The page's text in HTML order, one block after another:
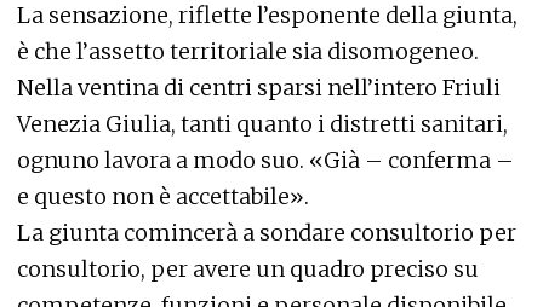
La sensazione, riflette l’esponente della giunta,
è che l’assetto territoriale sia disomogeneo.
Nella ventina di centri sparsi nell’intero Friuli
Venezia Giulia, tanti quanto i distretti sanitari,
ognuno lavora a modo suo. «Già – conferma –
e questo non è accettabile».
La giunta comincerà a sondare consultorio per
consultorio, per avere un quadro preciso su